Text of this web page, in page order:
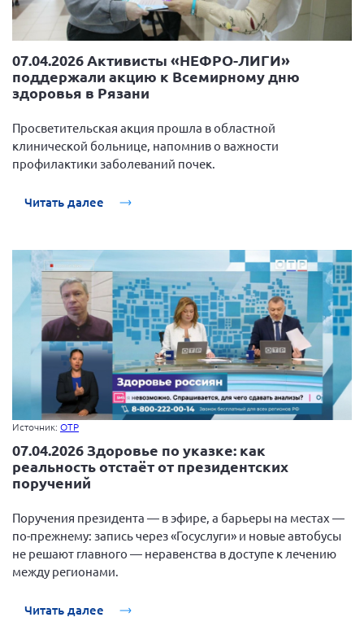
07.04.2026 Активисты «НЕФРО-ЛИГИ»
поддержали акцию к Всемирному дню
здоровья в Рязани
Просветительская акция прошла в областной
клинической больнице, напомнив о важности
профилактики заболеваний почек.
Читать далее
Источник: ОТР
07.04.2026 Здоровье по указке: как
реальность отстаёт от президентских
поручений
Поручения президента — в эфире, а барьеры на местах —
по-прежнему: запись через «Госуслуги» и новые автобусы
не решают главного — неравенства в доступе к лечению
между регионами.
Читать далее